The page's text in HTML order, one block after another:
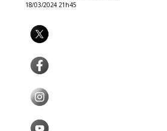
18/03/2024 21h45